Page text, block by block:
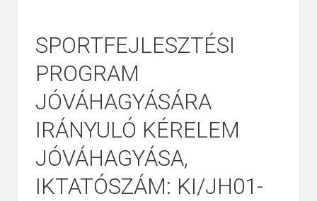
SPORTFEJLESZTÉSI
PROGRAM
JÓVÁHAGYÁSÁRA
IRÁNYULÓ KÉRELEM
JÓVÁHAGYÁSA,
IKTATÓSZÁM: KI/JH01-